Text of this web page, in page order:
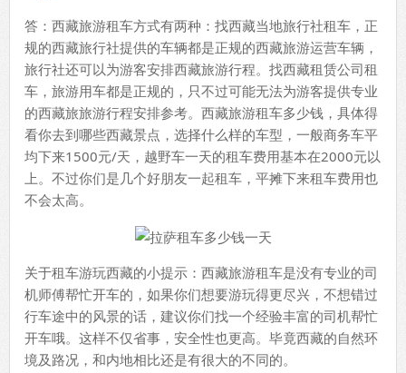
答：西藏旅游租车方式有两种：找西藏当地旅行社租车，正
规的西藏旅行社提供的车辆都是正规的西藏旅游运营车辆，
旅行社还可以为游客安排西藏旅游行程。找西藏租赁公司租
车，旅游用车都是正规的，只不过可能无法为游客提供专业
的西藏旅旅游行程安排参考。西藏旅游租车多少钱，具体得
看你去到哪些西藏景点，选择什么样的车型，一般商务车平
均下来1500元/天，越野车一天的租车费用基本在2000元以
上。不过你们是几个好朋友一起租车，平摊下来租车费用也
不会太高。
关于租车游玩西藏的小提示：西藏旅游租车是没有专业的司
机师傅帮忙开车的，如果你们想要游玩得更尽兴，不想错过
行车途中的风景的话，建议你们找一个经验丰富的司机帮忙
开车哦。这样不仅省事，安全性也更高。毕竟西藏的自然环
境及路况，和内地相比还是有很大的不同的。